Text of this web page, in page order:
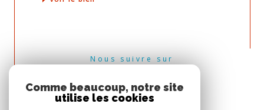
Nous suivre sur
Comme beaucoup, notre site
utilise les cookies